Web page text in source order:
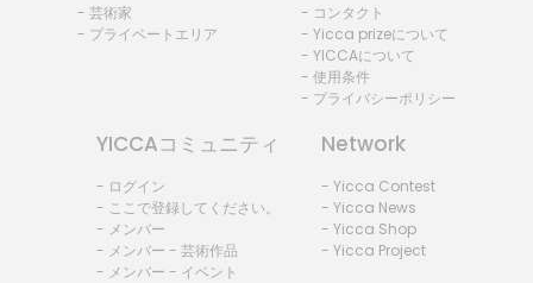
- 芸術家
- プライベートエリア
- コンタクト
- Yicca prizeについて
- YICCAについて
- 使用条件
- プライバシーポリシー
YICCAコミュニティ
- ログイン
- ここで登録してください。
- メンバー
- メンバー - 芸術作品
- メンバー - イベント
Network
- Yicca Contest
- Yicca News
- Yicca Shop
- Yicca Project